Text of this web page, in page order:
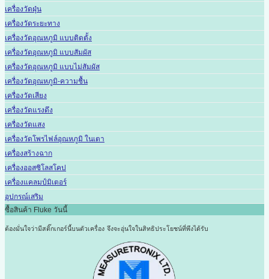
เครื่องวัดฝุ่น
เครื่องวัดระยะทาง
เครื่องวัดอุณหภูมิ แบบติดตั้ง
เครื่องวัดอุณหภูมิ แบบสัมผัส
เครื่องวัดอุณหภูมิ แบบไม่สัมผัส
เครื่องวัดอุณหภูมิ-ความชื้น
เครื่องวัดเสียง
เครื่องวัดแรงดึง
เครื่องวัดแสง
เครื่องวัดโพรไฟล์อุณหภูมิ ในเตา
เครื่องสร้างฉาก
เครื่องออสซิโลสโคป
เครื่องแคลมป์มิเตอร์
อุปกรณ์เสริม
ซื้อสินค้า Fluke วันนี้
ต้องมั่นใจว่ามีสติ๊กเกอร์นี้บนตัวเครื่อง จึงจะอุ่นใจในสิทธิประโยชน์ที่พึงได้รับ